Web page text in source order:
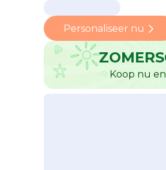
Personaliseer nu
Koop nu